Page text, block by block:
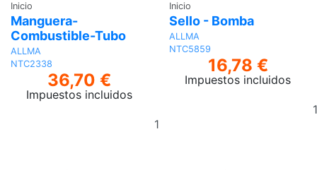
Inicio
Manguera-
Combustible-Tubo
ALLMA
NTC2338
36,70 €
Impuestos incluidos
Inicio
Sello - Bomba
ALLMA
NTC5859
16,78 €
Impuestos incluidos